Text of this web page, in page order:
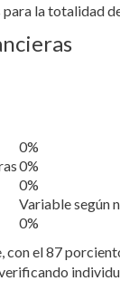
la totalidad
0%
0%
0%
Variable según
0%
el 87